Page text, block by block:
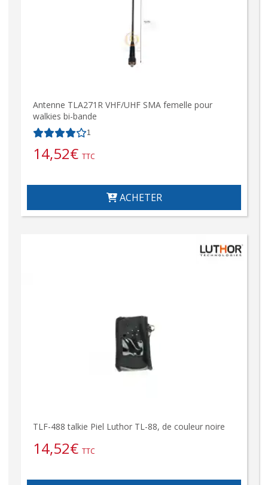
Antenne TLA271R VHF/UHF SMA femelle pour
walkies bi-bande
1
14,52€ TTC
ACHETER
TLF-488 talkie Piel Luthor TL-88, de couleur noire
14,52€ TTC